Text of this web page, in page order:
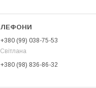
+380 (99) 038-75-53
Світлана
+380 (98) 836-86-32